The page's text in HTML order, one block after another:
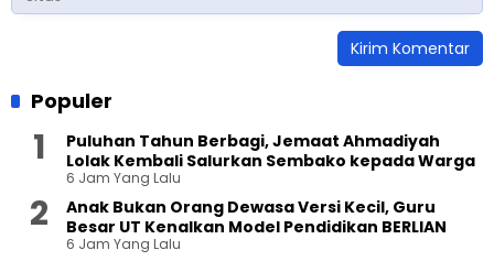
Populer
Puluhan Tahun Berbagi, Jemaat Ahmadiyah
Lolak Kembali Salurkan Sembako kepada Warga
6 Jam Yang Lalu
Anak Bukan Orang Dewasa Versi Kecil, Guru
Besar UT Kenalkan Model Pendidikan BERLIAN
6 Jam Yang Lalu